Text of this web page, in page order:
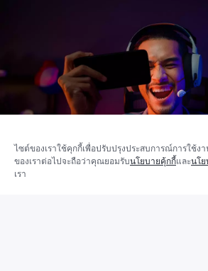
ไม่พร้อม
ไซต์ของเราใช้คุกกี้เพื่อปรับปรุงประสบการณ์การใช้ง
ของเราต่อไปจะถือว่าคุณยอมรับนโยบายคุ้กกี้และนโย
เรา